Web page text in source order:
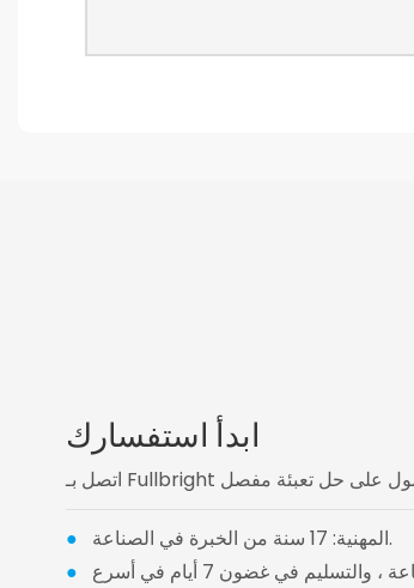
ابدأ استفسارك
●
المهنية: 17 سنة من الخبرة في الصناعة.
●